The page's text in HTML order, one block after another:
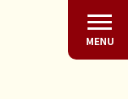
MENU